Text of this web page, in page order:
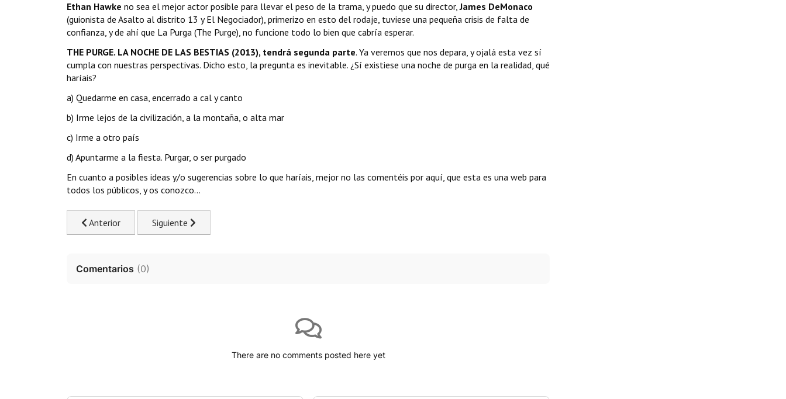
Ethan Hawke no sea el mejor actor posible para llevar el peso de la trama, y puedo que su director,James DeMonaco
(guionista de Asalto al distrito 13 y El Negociador), primerizo en esto del rodaje, tuviese una pequeña crisis de falta de
confianza, y de ahí que La Purga (The Purge), no funcione todo lo bien que cabría esperar.
THE PURGE. LA NOCHE DE LAS BESTIAS (2013), tendrá segunda parte. Ya veremos que nos depara, y ojalá esta vez sí
cumpla con nuestras perspectivas. Dicho esto, la pregunta es inevitable. ¿Sí existiese una noche de purga en la realidad, qué
haríais?
a) Quedarme en casa, encerrado a cal y canto
b) Irme lejos de la civilización, a la montaña, o alta mar
c) Irme a otro país
d) Apuntarme a la fiesta. Purgar, o ser purgado
En cuanto a posibles ideas y/o sugerencias sobre lo que haríais, mejor no las comentéis por aquí, que esta es una web para
todos los públicos, y os conozco…
Previous article: Riddick. Las Crónicas de Riddick 3. Review
Anterior Next article: Oblivion. Un vistazo a la película
Siguiente
Comentarios (0)
There are no comments posted here yet